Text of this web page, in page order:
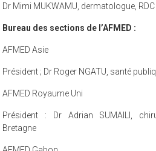
Dr Mimi MUKWAMU, dermatologue, RDC
Bureau des sections de l’AFMED :
AFMED Asie
Président ; Dr Roger NGATU, santé
AFMED Royaume Uni
Président : Dr Adrian SUMAILI,
Bretagne